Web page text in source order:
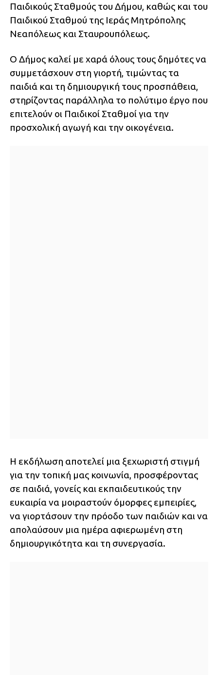
Παιδικούς Σταθμούς του Δήμου, καθώς και του
Παιδικού Σταθμού της Ιεράς Μητρόπολης
Νεαπόλεως και Σταυρουπόλεως.
Ο Δήμος καλεί με χαρά όλους τους δημότες να
συμμετάσχουν στη γιορτή, τιμώντας τα
παιδιά και τη δημιουργική τους προσπάθεια,
στηρίζοντας παράλληλα το πολύτιμο έργο που
επιτελούν οι Παιδικοί Σταθμοί για την
προσχολική αγωγή και την οικογένεια.
Η εκδήλωση αποτελεί μια ξεχωριστή στιγμή
για την τοπική μας κοινωνία, προσφέροντας
σε παιδιά, γονείς και εκπαιδευτικούς την
ευκαιρία να μοιραστούν όμορφες εμπειρίες,
να γιορτάσουν την πρόοδο των παιδιών και να
απολαύσουν μια ημέρα αφιερωμένη στη
δημιουργικότητα και τη συνεργασία.